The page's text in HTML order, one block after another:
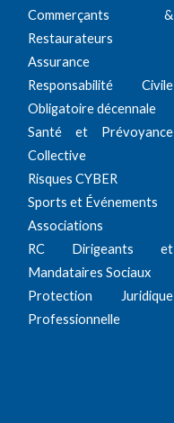
Commerçants &
Restaurateurs
Assurance
Responsabilité Civile
Obligatoire décennale
Santé et Prévoyance
Collective
Risques CYBER
Sports et Événements
Associations
RC Dirigeants et
Mandataires Sociaux
Protection Juridique
Professionnelle